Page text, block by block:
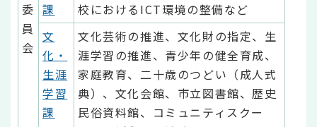
委
員
会
課
校におけるICT環境の整備など
文
化・
生涯
学習
課
文化芸術の推進、文化財の指定、生
涯学習の推進、青少年の健全育成、
家庭教育、二十歳のつどい（成人式
典）、文化会館、市立図書館、歴史
民俗資料館、コミュニティスクー